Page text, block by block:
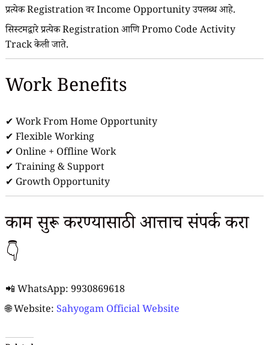
प्रत्येक Registration वर Income Opportunity उपलब्ध आहे.
सिस्टमद्वारे प्रत्येक Registration आणि Promo Code Activity
Track केली जाते.
Work Benefits
✔ Work From Home Opportunity
✔ Flexible Working
✔ Online + Offline Work
✔ Training & Support
✔ Growth Opportunity
काम सुरू करण्यासाठी आत्ताच संपर्क करा
👇
📲 WhatsApp: 9930869618
🌐 Website: Sahyogam Official Website